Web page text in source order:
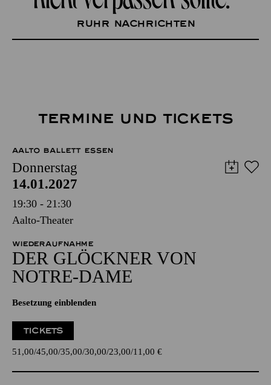
Ruhr Nachrichten
TERMINE UND TICKETS
AALTO BALLETT ESSEN
Donnerstag
14.01.2027
19:30 - 21:30
Aalto-Theater
WIEDERAUFNAHME
DER GLÖCKNER­ VON
NOTRE-DAME
Besetzung einblenden
TICKETS
51,00 45,00 35,00 30,00 23,00 11,00 €